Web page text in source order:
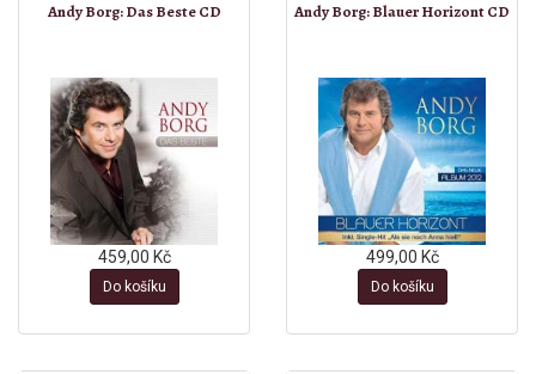
Andy Borg: Das Beste CD
459,00 Kč
Do košíku
Andy Borg: Blauer Horizont CD
499,00 Kč
Do košíku